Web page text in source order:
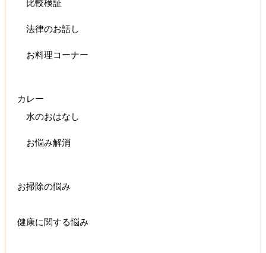
比較検証
法律のお話し
お料理コーナー
カレー
水のおはなし
お悩み解消
お掃除の悩み
健康に関する悩み